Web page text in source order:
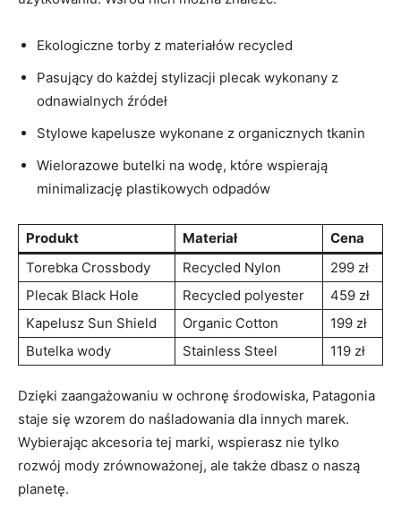
Ekologiczne torby z materiałów recycled
Pasujący do każdej stylizacji plecak wykonany z
odnawialnych źródeł
Stylowe kapelusze wykonane z organicznych tkanin
Wielorazowe butelki na wodę, które wspierają
minimalizację plastikowych odpadów
Produkt Materiał
Cena
Torebka Crossbody
Recycled Nylon
299 zł
Plecak Black Hole
Recycled polyester
459 zł
Kapelusz Sun Shield
Organic Cotton
199 zł
Butelka wody
Stainless Steel 119 zł
Dzięki zaangażowaniu w ochronę środowiska, Patagonia
staje się wzorem do naśladowania dla innych marek.
Wybierając akcesoria tej marki, wspierasz nie tylko
rozwój mody zrównoważonej, ale także dbasz o naszą
planetę.